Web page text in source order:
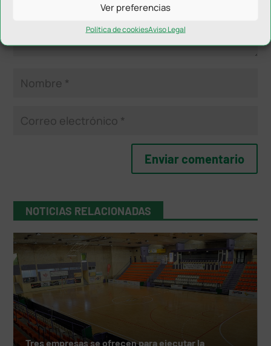
Ver preferencias
Política de cookiesAviso Legal
NOTICIAS RELACIONADAS
Tres empresas se ofrecen para ejecutar la